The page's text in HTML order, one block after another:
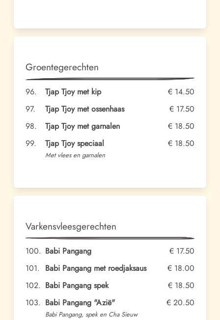
Groentegerechten
96. Tjap Tjoy met kip
€ 14.50
97.
Tjap Tjoy met ossenhaas
€ 17.50
98.
Tjap Tjoy met garnalen
€ 18.50
99.
Tjap Tjoy speciaal € 18.50
Met vlees en garnalen
Varkensvleesgerechten
100. Babi Pangang
€ 17.50
101. Babi Pangang met roedjaksaus
€ 18.00
102. Babi Pangang spek
€ 18.50
103. Babi Pangang "Azië" € 20.50
Babi Pangang, spek en Cha Sieuw